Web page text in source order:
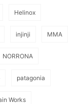
Helinox
injinji MMA
NORRONA
patagonia
Works